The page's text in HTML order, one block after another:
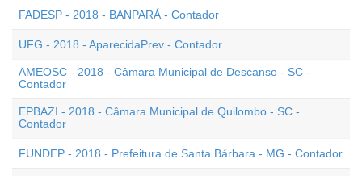
FADESP - 2018 - BANPARÁ - Contador
UFG - 2018 - AparecidaPrev - Contador
AMEOSC - 2018 - Câmara Municipal de Descanso - SC -
Contador
EPBAZI - 2018 - Câmara Municipal de Quilombo - SC -
Contador
FUNDEP - 2018 - Prefeitura de Santa Bárbara - MG - Contador